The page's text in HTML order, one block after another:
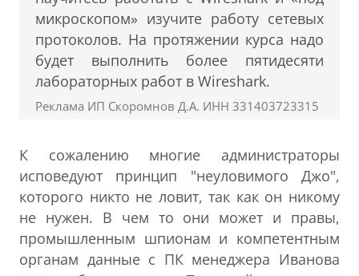
микроскопом» изучите работу сетевых
протоколов. На протяжении курса надо
будет выполнить более пятидесяти
лабораторных работ в Wireshark.
Реклама ИП Скоромнов Д.А. ИНН 331403723315
К сожалению многие администраторы
исповедуют принцип "неуловимого Джо",
которого никто не ловит, так как он никому
не нужен. В чем то они может и правы,
промышленным шпионам и компетентным
органам данные с ПК менеджера Иванова